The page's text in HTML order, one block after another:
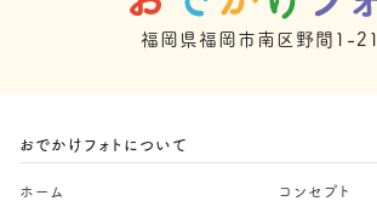
福岡県福岡市南区野間1-
おでかけフォトについて
ホーム コンセプト